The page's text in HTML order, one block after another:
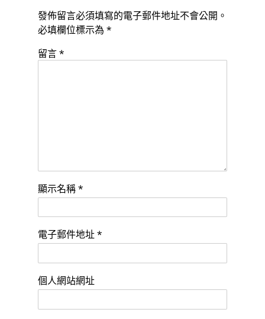
發佈留言必須填寫的電子郵件地址不會公開。
必填欄位標示為 *
留言 *
顯示名稱 *
電子郵件地址 *
個人網站網址